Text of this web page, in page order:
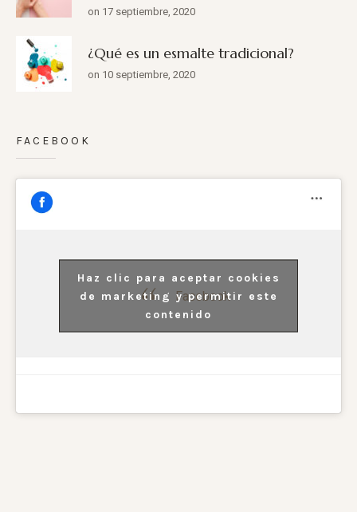
on 17 septiembre, 2020
¿Qué es un esmalte tradicional?
on 10 septiembre, 2020
FACEBOOK
Facebook
Haz clic para aceptar cookies
de marketing y permitir este
contenido